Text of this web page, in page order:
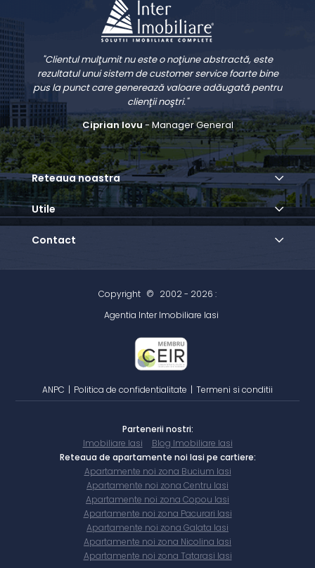
"Clientul mulţumit nu este o noţiune abstractă, este
rezultatul unui sistem de customer service foarte bine
pus la punct care generează valoare adăugată pentru
clienţii noştri."
Ciprian Iovu- Manager General
Reteaua noastra
Utile
Contact
Copyright © 2002 - 2026 :
Agentia Inter Imobiliare Iasi
ANPC | Politica de confidentialitate | Termeni si conditii
Partenerii nostri:
Imobiliare Iasi
Blog Imobiliare Iasi
Reteaua de apartamente noi Iasi pe cartiere:
Apartamente noi zona Bucium Iasi
Apartamente noi zona Centru Iasi
Apartamente noi zona Copou Iasi
Apartamente noi zona Pacurari Iasi
Apartamente noi zona Galata Iasi
Apartamente noi zona Nicolina Iasi
Apartamente noi zona Tatarasi Iasi